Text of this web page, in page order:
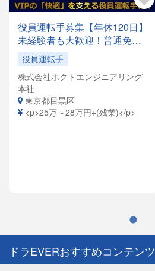
役員運転手募集【年休120日】
未経験者も大歓迎！普通免許
があれば応募OK✨月収28万円
以上も可能！創業35年の安定
企業で、「快適な空間」を提
供するお仕事です。
役員運転手
株式会社ホクトエンジニアリング
本社
東京都目黒区
<p>25万～28万円+(残業)</p>
ドラEVERおすすめコンテンツ